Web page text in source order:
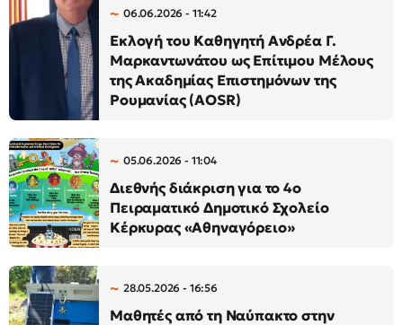
06.06.2026 - 11:42
Εκλογή του Καθηγητή Ανδρέα Γ.
Μαρκαντωνάτου ως Επίτιμου Μέλους
της Ακαδημίας Επιστημόνων της
Ρουμανίας (AOSR)
05.06.2026 - 11:04
Διεθνής διάκριση για το 4ο
Πειραματικό Δημοτικό Σχολείο
Κέρκυρας «Αθηναγόρειο»
28.05.2026 - 16:56
Μαθητές από τη Ναύπακτο στην